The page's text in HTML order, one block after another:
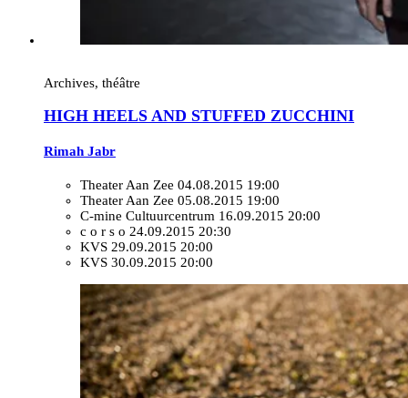
Archives, théâtre
HIGH HEELS AND STUFFED ZUCCHINI
Rimah Jabr
Theater Aan Zee 04.08.2015 19:00
Theater Aan Zee 05.08.2015 19:00
C-mine Cultuurcentrum 16.09.2015 20:00
c o r s o 24.09.2015 20:30
KVS 29.09.2015 20:00
KVS 30.09.2015 20:00